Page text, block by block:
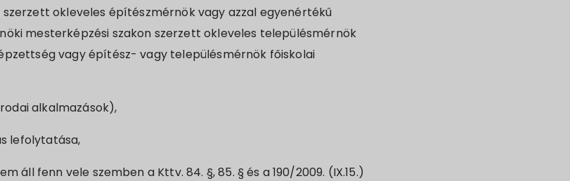
okleveles építészmérnök vagy azzal egyenértékű
mesterképzési szakon szerzett okleveles településmérnök
vagy építész- vagy településmérnök főiskolai
alkalmazások),
lefolytatása,
áll fenn vele szemben a Kttv. 84. §, 85. § és a 190/2009. (IX.15.)